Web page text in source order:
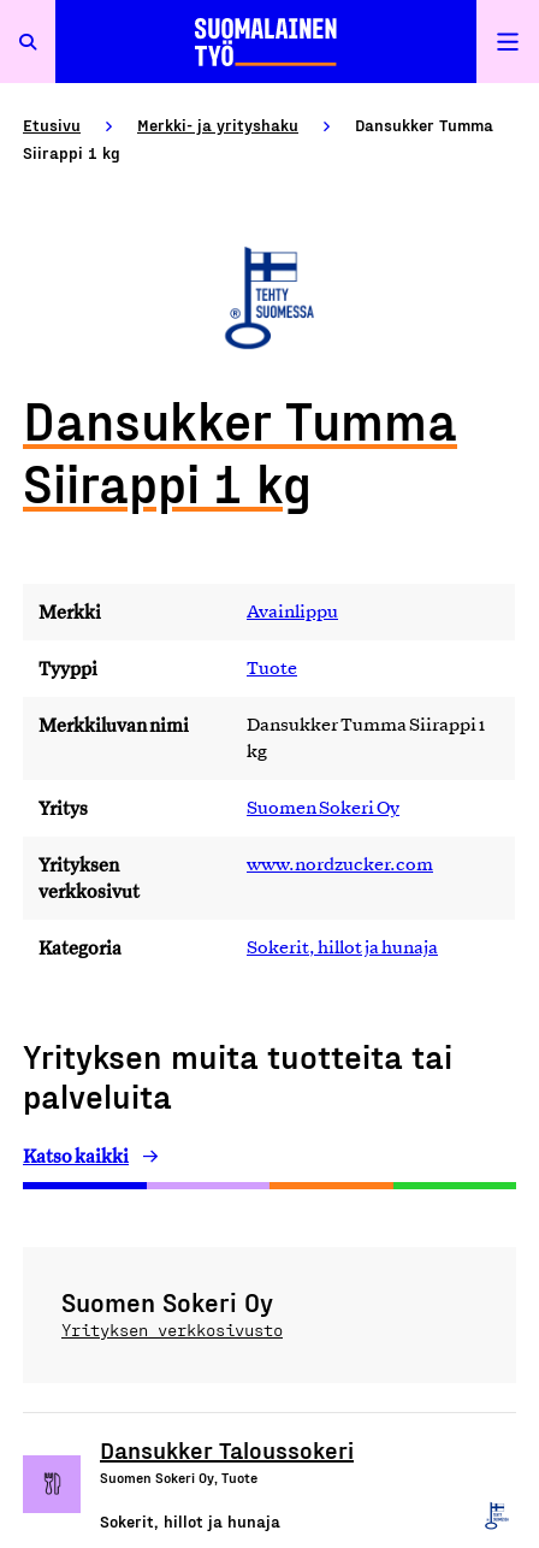
Etusivu Merkki- ja yrityshaku
Dansukker Tumma
Siirappi 1 kg
Dansukker Tumma
Siirappi 1 kg
Merkki Avainlippu
Tyyppi Tuote
Merkkiluvan nimi
Dansukker Tumma Siirappi 1
kg
Yritys Suomen Sokeri Oy
Yrityksen
verkkosivut
www.nordzucker.com
Kategoria Sokerit, hillot ja hunaja
Yrityksen muita tuotteita tai
palveluita
Katso kaikki
Suomen Sokeri Oy
Yrityksen verkkosivusto
Dansukker Taloussokeri
Suomen Sokeri Oy, Tuote
Sokerit, hillot ja hunaja